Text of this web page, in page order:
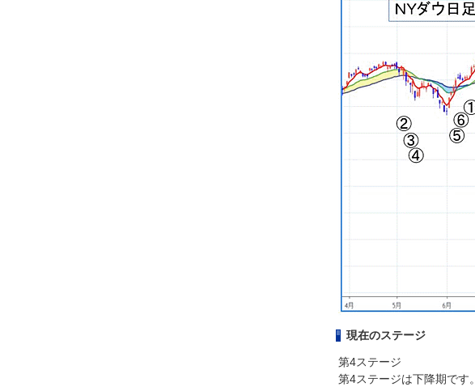
現在のステージ
第4ステージ
第4ステージは下降期です。